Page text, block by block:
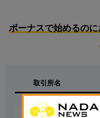
ボーナスで始めるのに
取引所名
【500
◆国